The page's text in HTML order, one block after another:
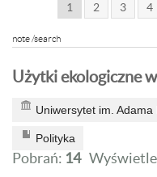
1 2 3 4
note /search
Użytki ekologiczne
Uniwersytet im.
Polityka
Pobrań: 14